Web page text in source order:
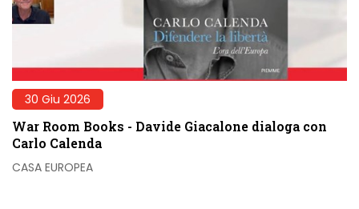
30 Giu 2026
War Room Books - Davide Giacalone dialoga con
Carlo Calenda
CASA EUROPEA